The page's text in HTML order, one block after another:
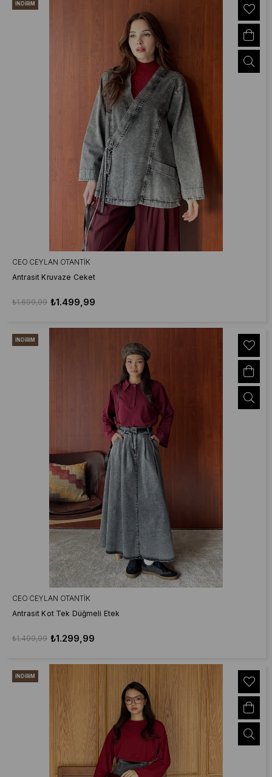
CEO CEYLAN OTANTIK
Antrasit Kruvaze Ceket
₺1.499,99
₺1.699,99
İNDIRIM
CEO CEYLAN OTANTIK
Antrasit Kot Tek Düğmeli Etek
₺1.299,99
₺1.499,99
İNDIRIM
İNDIRIM